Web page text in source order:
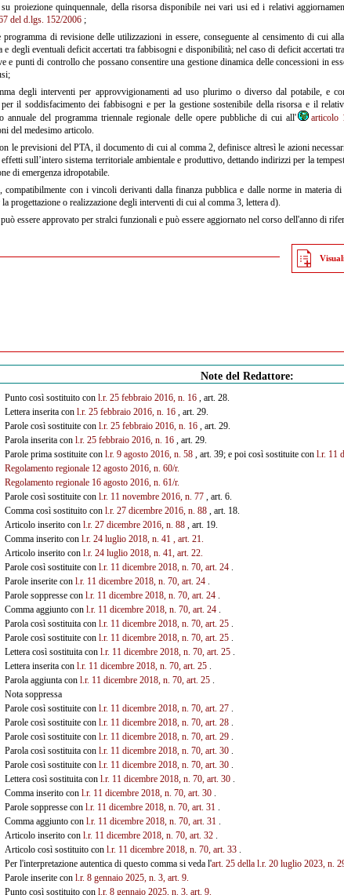
proiezione quinquennale, della risorsa disponibile nei vari usi ed i relativi
del d.lgs. 152/2006 ;
programma di revisione delle utilizzazioni in essere, conseguente al censimento di cui
e degli eventuali deficit accertati tra fabbisogni e disponibilità; nel caso di deficit accertati
e punti di controllo che possano consentire una gestione dinamica delle concessioni in
degli interventi per approvvigionamenti ad uso plurimo o diverso dal potabile, e
per il soddisfacimento dei fabbisogni e per la gestione sostenibile della risorsa e il
annuale del programma triennale regionale delle opere pubbliche di cui all'
articolo
del medesimo articolo.
le previsioni del PTA, il documento di cui al comma 2, definisce altresì le azioni
sull’intero sistema territoriale ambientale e produttivo, dettando indirizzi per la
di emergenza idropotabile.
compatibilmente con i vincoli derivanti dalla finanza pubblica e dalle norme in materia
progettazione o realizzazione degli interventi di cui al comma 3, lettera d).
essere approvato per stralci funzionali e può essere aggiornato nel corso dell'anno di
Note del Redattore:
Punto così sostituito con l.r. 25 febbraio 2016, n. 16, art. 28.
Lettera inserita con l.r. 25 febbraio 2016, n. 16, art. 29.
Parole così sostituite con l.r. 25 febbraio 2016, n. 16, art. 29.
Parola inserita con l.r. 25 febbraio 2016, n. 16, art. 29.
Parole prima sostituite con l.r. 9 agosto 2016, n. 58, art. 39; e poi così sostituite con l.r. 11
Regolamento regionale 12 agosto 2016, n. 60/r.
Regolamento regionale 16 agosto 2016, n. 61/r.
Parole così sostituite con l.r. 11 novembre 2016, n. 77, art. 6.
Comma così sostituito con l.r. 27 dicembre 2016, n. 88, art. 18.
Articolo inserito con l.r. 27 dicembre 2016, n. 88, art. 19.
Comma inserito con l.r. 24 luglio 2018, n. 41 , art. 21.
Articolo inserito con l.r. 24 luglio 2018, n. 41, art. 22.
Parole così sostituite con l.r. 11 dicembre 2018, n. 70, art. 24.
Parole inserite con l.r. 11 dicembre 2018, n. 70, art. 24.
Parole soppresse con l.r. 11 dicembre 2018, n. 70, art. 24.
Comma aggiunto con l.r. 11 dicembre 2018, n. 70, art. 24.
Parola così sostituita con l.r. 11 dicembre 2018, n. 70, art. 25.
Parole così sostituite con l.r. 11 dicembre 2018, n. 70, art. 25.
Lettera così sostituita con l.r. 11 dicembre 2018, n. 70, art. 25.
Lettera inserita con l.r. 11 dicembre 2018, n. 70, art. 25.
Parola aggiunta con l.r. 11 dicembre 2018, n. 70, art. 25.
Nota soppressa
Parole così sostituite con l.r. 11 dicembre 2018, n. 70, art. 27.
Parole così sostituite con l.r. 11 dicembre 2018, n. 70, art. 28.
Parole così sostituite con l.r. 11 dicembre 2018, n. 70, art. 29.
Parola così sostituita con l.r. 11 dicembre 2018, n. 70, art. 30.
Parole così sostituite con l.r. 11 dicembre 2018, n. 70, art. 30.
Lettera così sostituita con l.r. 11 dicembre 2018, n. 70, art. 30.
Comma inserito con l.r. 11 dicembre 2018, n. 70, art. 30.
Parole soppresse con l.r. 11 dicembre 2018, n. 70, art. 31.
Comma aggiunto con l.r. 11 dicembre 2018, n. 70, art. 31.
Articolo inserito con l.r. 11 dicembre 2018, n. 70, art. 32.
Articolo così sostituito con l.r. 11 dicembre 2018, n. 70, art. 33.
Per l'interpretazione autentica di questo comma si veda l'art. 25 della l.r. 20 luglio 2023, n.
Parole inserite con l.r. 8 gennaio 2025, n. 3, art. 9.
Punto così sostituito con l.r. 8 gennaio 2025, n. 3, art. 9.